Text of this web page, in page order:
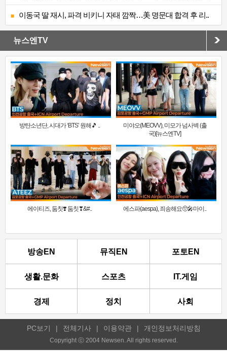
이동국 딸 재시, 파격 비키니 자태 깜짝…美 명문대 합격 후 리..
뉴스엔TV
방탄소년단, 시대가 ‘BTS’ 원해🎵 ..
미야오(MEOVV), 미모가 넘사벽 (출
국)[뉴스엔TV]
에이티즈, 둠칫❣️ 둠칫❣&#.. 에스파(aespa), 죄송해요🥺🎤마이..
방송EN 뮤직EN 포토EN
생활.문화 스포츠 IT.게임
경제 정치 사회
PC보기 | 전체기사 | 이용약관 | 개인정보처리방침
Copyright ⓒ 2004 Newsen. All rights reserved.